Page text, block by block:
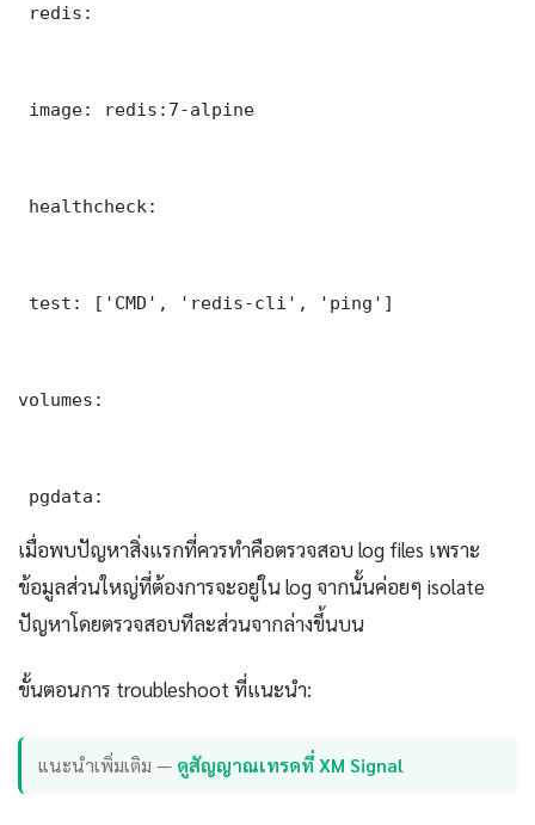
redis:
image: redis:7-alpine
healthcheck:
test: ['CMD', 'redis-cli', 'ping']
volumes:
pgdata:
เมื่อพบปัญหาสิ่งแรกที่ควรทำคือตรวจสอบ log files เพราะ
ข้อมูลส่วนใหญ่ที่ต้องการจะอยู่ใน log จากนั้นค่อยๆ isolate
ปัญหาโดยตรวจสอบทีละส่วนจากล่างขึ้นบน
ขั้นตอนการ troubleshoot ที่แนะนำ:
แนะนำเพิ่มเติม — ดูสัญญาณเทรดที่ XM Signal